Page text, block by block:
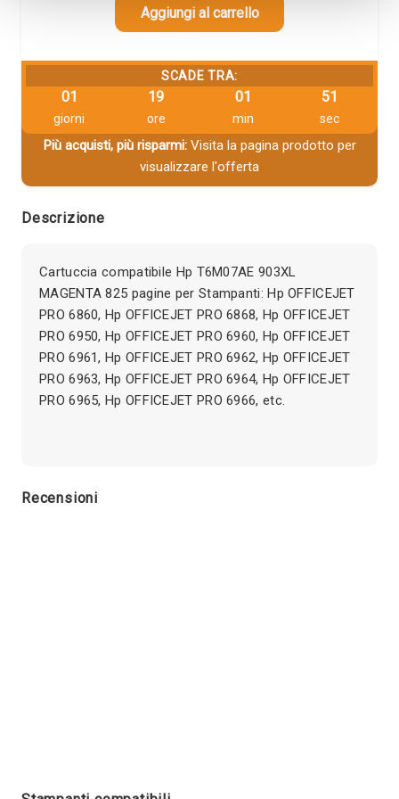
Aggiungi al carrello
SCADE TRA:
01
giorni
19
ore
01
min
50
sec
Più acquisti, più risparmi:Visita la pagina prodotto per
visualizzare l'offerta
Descrizione
Cartuccia compatibile Hp T6M07AE 903XL
MAGENTA 825 pagine per Stampanti: Hp OFFICEJET
PRO 6860, Hp OFFICEJET PRO 6868, Hp OFFICEJET
PRO 6950, Hp OFFICEJET PRO 6960, Hp OFFICEJET
PRO 6961, Hp OFFICEJET PRO 6962, Hp OFFICEJET
PRO 6963, Hp OFFICEJET PRO 6964, Hp OFFICEJET
PRO 6965, Hp OFFICEJET PRO 6966, etc.
Recensioni